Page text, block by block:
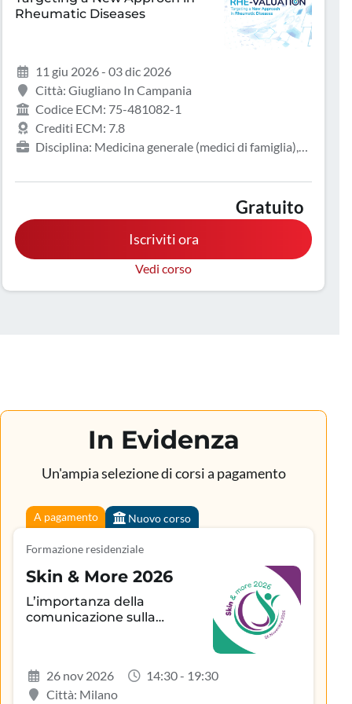
Rheumatic Diseases
11 giu 2026 - 03 dic 2026
Città: Giugliano In Campania
Codice ECM: 75-481082-1
Crediti ECM: 7.8
Disciplina: Medicina generale (medici di famiglia),
Gratuito
Iscriviti ora
Vedi corso
In Evidenza
Un'ampia selezione di corsi a pagamento
A pagamento Nuovo corso
Formazione residenziale
Skin & More 2026
L’importanza della
comunicazione sulla
dermatologica
26 nov 2026
14:30 - 19:30
Città: Milano